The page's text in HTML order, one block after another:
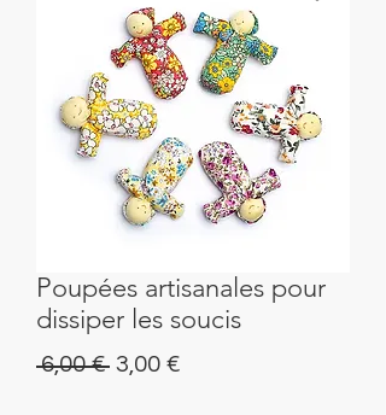
Poupées artisanales pour
dissiper les soucis
6,00 € Precio
3,00 €Precio